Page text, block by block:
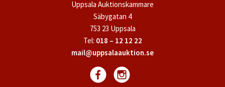
Uppsala Auktionskammare
Säbygatan 4
753 23 Uppsala
Tel: 018 – 12 12 22
mail@uppsalaauktion.se